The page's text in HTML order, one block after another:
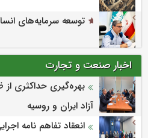
توسعه سرمایه‌های
اخبار صنعت و تجارت
بهره‌گیری حداکثری
آزاد ایران و روسیه
انعقاد تفاهم نامه